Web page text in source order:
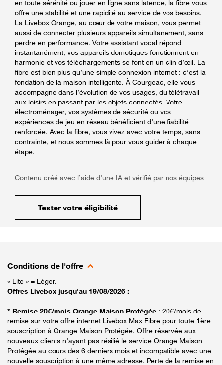
en toute sérénité ou jouer en ligne sans latence, la fibre vous
offre une stabilité et une rapidité au service de vos besoins.
La Livebox Orange, au cœur de votre maison, vous permet
aussi de connecter plusieurs appareils simultanément, sans
perdre en performance. Votre assistant vocal répond
instantanément, vos appareils domotiques fonctionnent en
harmonie et vos téléchargements se font en un clin d’œil. La
fibre est bien plus qu’une simple connexion internet : c’est la
fondation de la maison intelligente. À Courgeac, elle vous
accompagne dans l’évolution de vos usages, du télétravail
aux loisirs en passant par les objets connectés. Votre
électroménager, vos systèmes de sécurité ou vos
expériences de jeu en réseau bénéficient d’une fiabilité
renforcée. Avec la fibre, vous vivez avec votre temps, sans
contrainte, et nous sommes là pour vous guider à chaque
étape.
Contenu créé avec l’aide d’une IA et vérifié par nos équipes
Tester votre éligibilité
Conditions de l'offre
« Lite » = Léger.
Offres Livebox jusqu'au 19/08/2026 :
* Remise 20€/mois Orange Maison Protégée : 20€/mois de
remise sur votre offre internet Livebox Max Fibre pour toute 1ère
souscription à Orange Maison Protégée. Offre réservée aux
nouveaux clients n’ayant pas résilié le service Orange Maison
Protégée au cours des 6 derniers mois et incompatible avec une
nouvelle souscription à une même adresse. Perte de la remise en